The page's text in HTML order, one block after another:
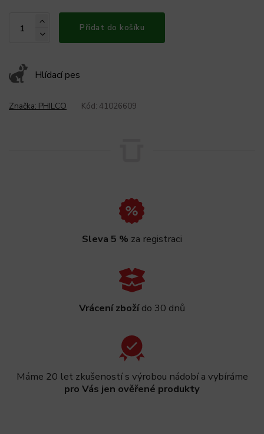
Přidat do košíku
Hlídací pes
Značka: PHILCO Kód: 41026609
Sleva 5 % za registraci
Vrácení zbožído 30 dnů
Máme 20 let zkušeností s výrobou nádobí a vybíráme
pro Vás jen ověřené produkty